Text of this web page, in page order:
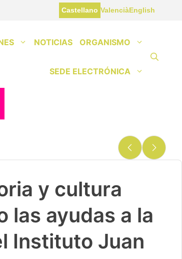
Castellano ValenciàEnglish
NOTICIAS ORGANISMO
SEDE ELECTRÓNICA
y cultura
las ayudas a la
Instituto Juan